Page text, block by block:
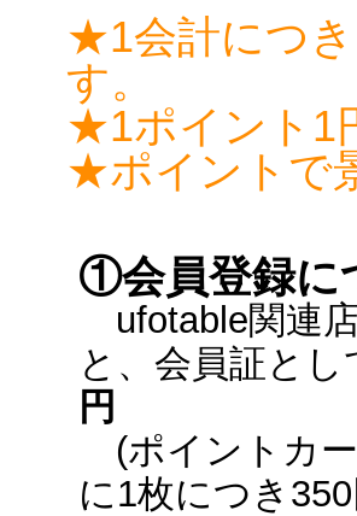
★1会計につ
す。
★1ポイント1
★ポイントで
①会員登録に
ufotable関連
と、会員証と
円
(ポイントカ
に1枚につき